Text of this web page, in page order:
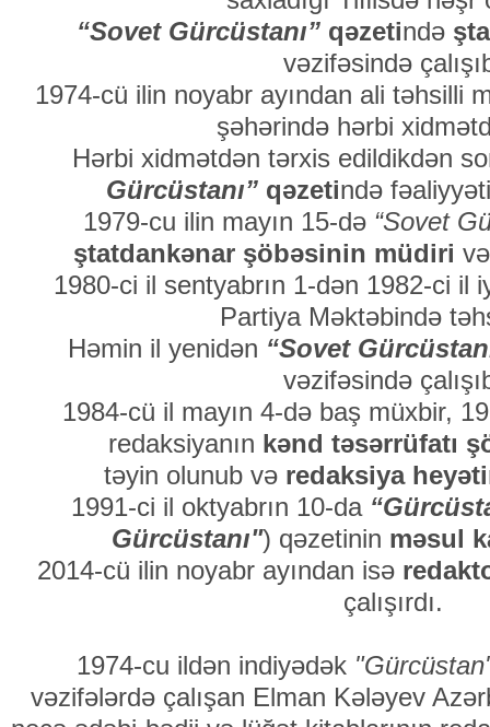
“Sovet Gürcüstanı” qəzetində
vəzifəsində
1974-cü ilin noyabr ayından ali təhsilli
şəhərində hərbi
Hərbi xidmətdən tərxis edildikdən
Gürcüstanı” qəzetində
1979-cu ilin mayın 15-də “Sovet
ştatdankənar şöbəsinin müdiri
1980-ci il sentyabrın 1-dən 1982-ci il
Partiya Məktəbində
Həmin il yenidən “Sovet
vəzifəsində
1984-cü il mayın 4-də baş müxbir,
redaksiyanın kənd təsərrüfatı
təyin olunub və redaksiya
1991-ci il oktyabrın 10-da
Gürcüstanı") qəzetinin məsul
2014-cü ilin noyabr ayından isə
çalışırdı.
1974-cu ildən indiyədək
vəzifələrdə çalışan Elman Kələyev